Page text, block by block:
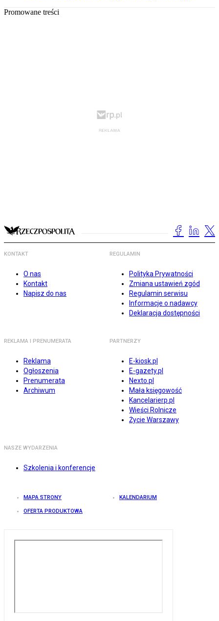
Promowane treści
KONTAKT
O nas
Kontakt
Napisz do nas
REGULAMIN
Polityka Prywatności
Zmiana ustawień zgód
Regulamin serwisu
Informacje o nadawcy
Deklaracja dostępności
REKLAMA I PRENUMERATA
Reklama
Ogłoszenia
Prenumerata
Archiwum
PARTNERZY
E-kiosk.pl
E-gazety.pl
Nexto.pl
Mała księgowość
Kancelarierp.pl
Wieści Rolnicze
Życie Warszawy
NASZE WYDARZENIA
Szkolenia i konferencje
MAPA STRONY KALENDARIUM
OFERTA PRODUKTOWA